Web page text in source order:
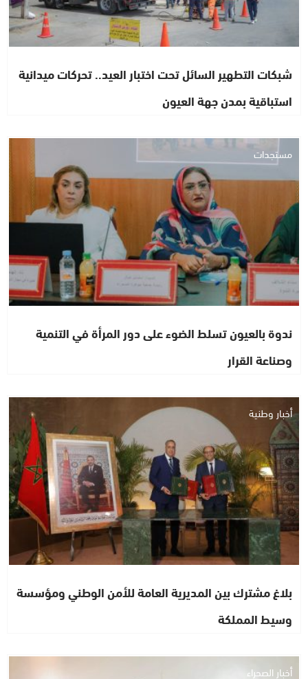
شبكات التطهير السائل تحت اختبار العيد.. تحركات ميدانية
استباقية بمدن جهة العيون
مستجدات
ندوة بالعيون تسلط الضوء على دور المرأة في التنمية
وصناعة القرار
أخبار وطنية
بلاغ مشترك بين المديرية العامة للأمن الوطني ومؤسسة
وسيط المملكة
أخبار الصحراء